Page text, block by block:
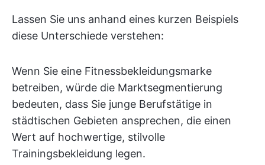
Lassen Sie uns anhand eines kurzen Beispiels
diese Unterschiede verstehen:
Wenn Sie eine Fitnessbekleidungsmarke
betreiben, würde die Marktsegmentierung
bedeuten, dass Sie junge Berufstätige in
städtischen Gebieten ansprechen, die einen
Wert auf hochwertige, stilvolle
Trainingsbekleidung legen.